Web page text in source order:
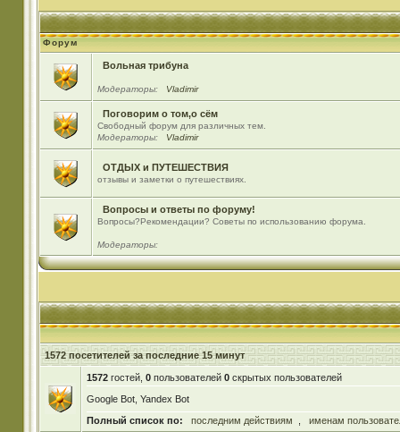
Форум
Вольная трибуна
Модераторы: Vladimir
Поговорим о том,о сём
Свободный форум для различных тем.
Модераторы:
Vladimir
ОТДЫХ и ПУТЕШЕСТВИЯ
отзывы и заметки о путешествиях.
Вопросы и ответы по форуму!
Вопросы?Рекомендации? Советы по использованию форума.
Модераторы:
1572 посетителей за последние 15 минут
1572гостей, 0пользователей 0скрытых пользователей
Google Bot, Yandex Bot
Полный список по:
последним действиям именам